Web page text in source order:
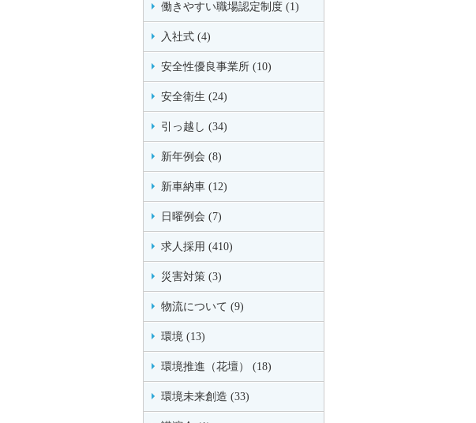
働きやすい職場認定制度 (1)
入社式 (4)
安全性優良事業所 (10)
安全衛生 (24)
引っ越し (34)
新年例会 (8)
新車納車 (12)
日曜例会 (7)
求人採用 (410)
災害対策 (3)
物流について (9)
環境 (13)
環境推進（花壇） (18)
環境未来創造 (33)